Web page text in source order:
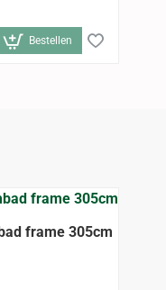
Bestellen
frame 305cm